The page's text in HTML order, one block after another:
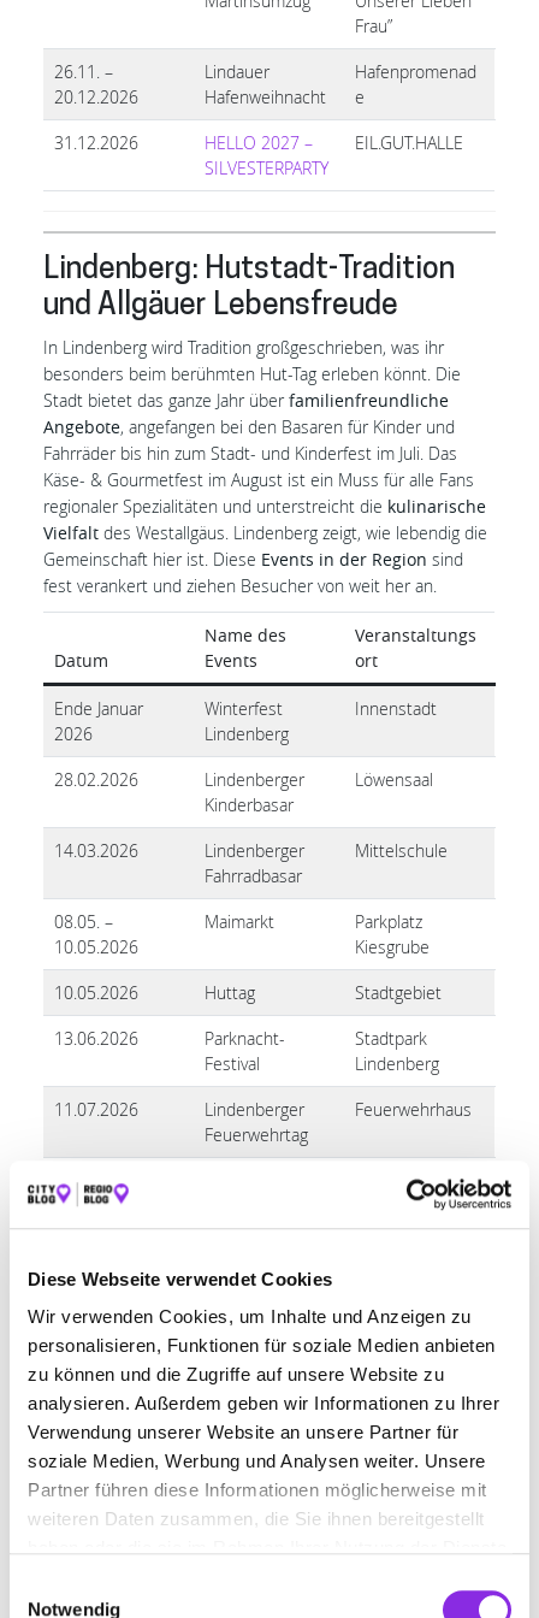
Diese Webseite verwendet Cookies
Wir verwenden Cookies, um Inhalte und Anzeigen zu
personalisieren, Funktionen für soziale Medien anbieten
zu können und die Zugriffe auf unsere Website zu
analysieren. Außerdem geben wir Informationen zu Ihrer
Verwendung unserer Website an unsere Partner für
soziale Medien, Werbung und Analysen weiter. Unsere
Partner führen diese Informationen möglicherweise mit
weiteren Daten zusammen, die Sie ihnen bereitgestellt
Notwendig
Frau”
26.11. –
20.12.2026
Lindauer
Hafenweihnacht
Hafenpromenad
e
31.12.2026
HELLO 2027 –
SILVESTERPARTY
EIL.GUT.HALLE
Lindenberg: Hutstadt-Tradition
und Allgäuer Lebensfreude
In Lindenberg wird Tradition großgeschrieben, was ihr
besonders beim berühmten Hut-Tag erleben könnt. Die
Stadt bietet das ganze Jahr überfamilienfreundliche
Angebote, angefangen bei den Basaren für Kinder und
Fahrräder bis hin zum Stadt- und Kinderfest im Juli. Das
Käse- & Gourmetfest im August ist ein Muss für alle Fans
regionaler Spezialitäten und unterstreicht die kulinarische
Vielfalt des Westallgäus. Lindenberg zeigt, wie lebendig die
Gemeinschaft hier ist. Diese Events in der Region sind
fest verankert und ziehen Besucher von weit her an.
Datum
Name des
Events
Veranstaltungs
ort
Ende Januar
2026
Winterfest
Lindenberg
Innenstadt
28.02.2026
Lindenberger
Kinderbasar
Löwensaal
14.03.2026
Lindenberger
Fahrradbasar
Mittelschule
08.05. –
10.05.2026
Maimarkt
Parkplatz
Kiesgrube
10.05.2026
Huttag
Stadtgebiet
13.06.2026
Parknacht-
Festival
Stadtpark
Lindenberg
11.07.2026
Lindenberger
Feuerwehrtag
Feuerwehrhaus
17.07. –
18.07.2026
Innenstadt
29.08.2026
Käse- &
17.10. –
01.11.2026
Westallgäuer
Kunstausstellung
Löwensaal
23.10. –
26.10.2026
Simon &
Judamarkt (inkl.
verkaufsoffen)
Kiesgrube
21.11.2026 Feier-Wehr-Party
Feuerwehrhaus